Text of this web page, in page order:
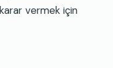
karar vermek için